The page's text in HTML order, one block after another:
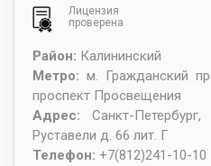
Лицензия
проверена
Район: Калининский
Метро: м. Гражданский
проспект Просвещения
Адрес: Санкт-Петербург,
Руставели д. 66 лит. Г
Телефон: +7(812)241-10-10